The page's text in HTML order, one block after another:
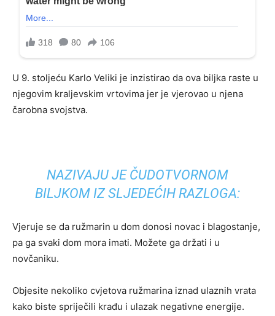
U 9. stoljeću Karlo Veliki je inzistirao da ova biljka raste u
njegovim kraljevskim vrtovima jer je vjerovao u njena
čarobna svojstva.
NAZIVAJU JE ČUDOTVORNOM
BILJKOM IZ SLJEDEĆIH RAZLOGA:
Vjeruje se da ružmarin u dom donosi novac i blagostanje,
pa ga svaki dom mora imati. Možete ga držati i u
novčaniku.
Objesite nekoliko cvjetova ružmarina iznad ulaznih vrata
kako biste spriječili krađu i ulazak negativne energije.